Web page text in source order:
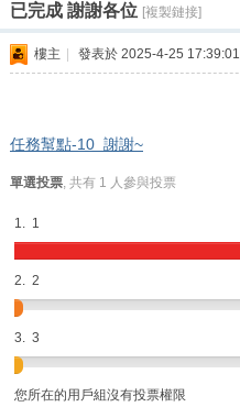
›
已完成 謝謝各位 [複製鏈接]
樓主 發表於 2025-4-25 17:39:01
任務幫點-10 謝謝~
單選投票, 共有 1 人參與投票
1. 1
2. 2
3. 3
您所在的用戶組沒有投票權限